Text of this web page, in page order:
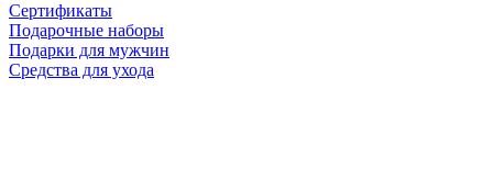
Сертификаты
Подарочные наборы
Подарки для мужчин
Средства для ухода